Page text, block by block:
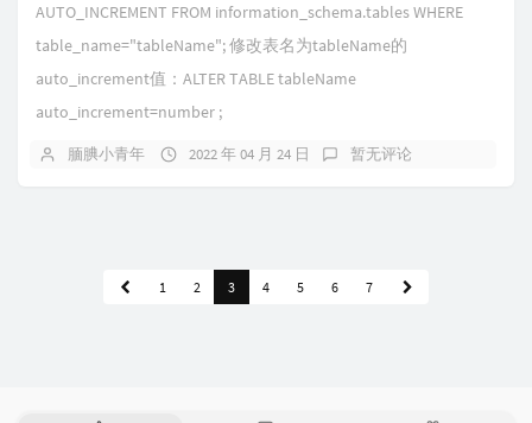
AUTO_INCREMENT FROM information_schema.tables WHERE
table_name="tableName"; 修改表名为tableName的
auto_increment值：ALTER TABLE tableName
auto_increment=number ;
腼腆小青年 2022 年 04 月 24 日 暂无评论
1 2 3 4 5 6 7